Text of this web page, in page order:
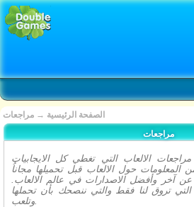
الصفحة الرئيسية → مراجعات
مراجعات
الالعاب التي تغطي كل الايجابيات
المعلومات حول الالعاب قبل تحميلها مجاناُ
عن آخر وأفضل الاصدارات في عالم الالعاب.
تروق لنا فقط والتي ننصحك بأن تحملها
وتلعب.